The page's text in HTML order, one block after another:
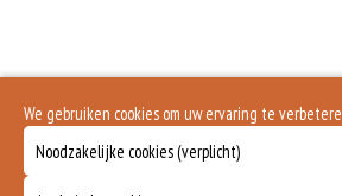
We gebruiken cookies om uw ervaring te
Noodzakelijke cookies (verplicht)